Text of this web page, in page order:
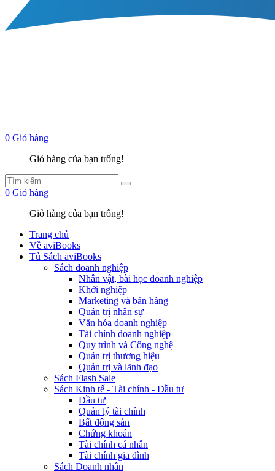
0 Giỏ hàng
Giỏ hàng của bạn trống!
0 Giỏ hàng
Giỏ hàng của bạn trống!
Trang chủ
Về aviBooks
Tủ Sách aviBooks
Sách doanh nghiệp
Nhân vật, bài học doanh nghiệp
Khởi nghiệp
Marketing và bán hàng
Quản trị nhân sự
Văn hóa doanh nghiệp
Tài chính doanh nghiệp
Quy trình và Công nghệ
Quản trị thương hiệu
Quản trị và lãnh đạo
Sách Flash Sale
Sách Kinh tế - Tài chính - Đầu tư
Đầu tư
Quản lý tài chính
Bất động sản
Chứng khoán
Tài chính cá nhân
Tài chính gia đình
Sách Doanh nhân